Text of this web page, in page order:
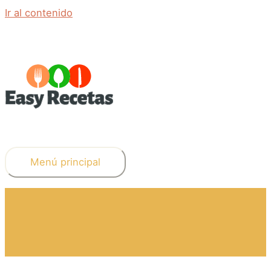
Ir al contenido
Menú principal